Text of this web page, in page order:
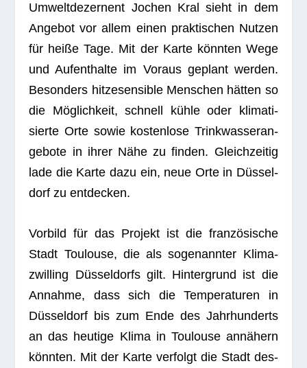
Umwelt­de­zer­nent Jochen Kral
sieht in dem
Ange­bot vor allem einen prak­ti­schen Nut­zen
für heiße Tage. Mit der Karte könn­ten Wege
und Auf­ent­halte im Vor­aus geplant wer­den.
Beson­ders hit­zesen­si­ble Men­schen hät­ten so
die Mög­lich­keit, schnell kühle oder kli­ma­ti­
sierte Orte sowie kos­ten­lose Trink­was­ser­an­
ge­bote in ihrer Nähe zu fin­den. Gleich­zei­tig
lade die Karte dazu ein, neue Orte in Düs­sel­
dorf zu entdecken.
Vor­bild für das Pro­jekt ist die fran­zö­si­sche
Stadt Tou­louse, die als soge­nann­ter Kli­ma­
zwil­ling Düs­sel­dorfs gilt. Hin­ter­grund ist die
Annahme, dass sich die Tem­pe­ra­tu­ren in
Düs­sel­dorf bis zum Ende des Jahr­hun­derts
an das heu­tige Klima in Tou­louse annä­hern
könn­ten. Mit der Karte ver­folgt die Stadt des­